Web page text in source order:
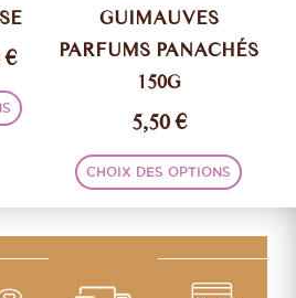
€
la
page
produit
GUIMAUVES
PARFUMS PANACHÉS
150G
5,50€
CHOIX DES OPTIONS
page